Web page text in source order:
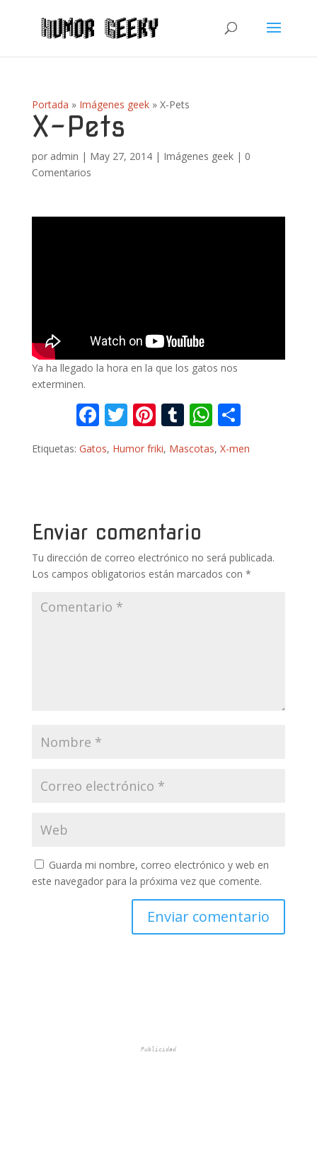
Portada » Imágenes geek» X-Pets
X-Pets
por admin | May 27, 2014| Imágenes geek| 0
Comentarios
Ya ha llegado la hora en la que los gatos nos
exterminen.
F
ac
e
o
k
T
itt
Pi
nt
er
T
u
m
W
h
at
p
m
r
Etiquetas: Gatos, Humor friki, Mascotas, X-men
Enviar comentario
Tu dirección de correo electrónico no será publicada.
Los campos obligatorios están marcados con *
Guarda mi nombre, correo electrónico y web en
este navegador para la próxima vez que comente.
Publicidad